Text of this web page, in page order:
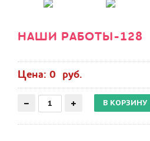
НАШИ РАБОТЫ-128
Цена: 0 руб.